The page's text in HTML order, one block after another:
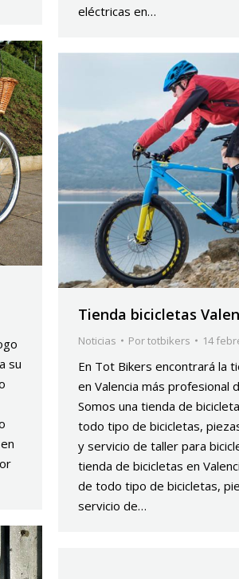
eléctricas en…
su
Tienda bicicletas
Noticias Portotbikers 14
En Tot Bikers encontrará la
en Valencia más profesional
Somos una tienda de
todo tipo de bicicletas,
y servicio de taller para
tienda de bicicletas en
de todo tipo de bicicletas,
servicio de…